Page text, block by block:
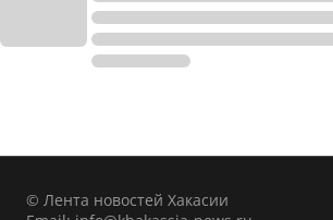
© Лента новостей Хакасии